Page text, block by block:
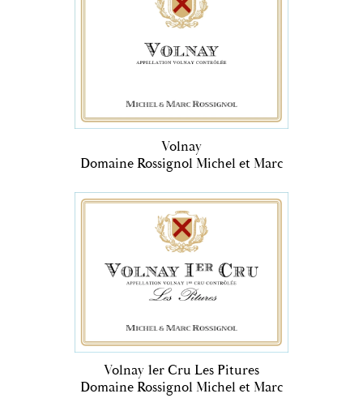
Volnay
Domaine Rossignol Michel et Marc
Volnay 1er Cru Les Pitures
Domaine Rossignol Michel et Marc